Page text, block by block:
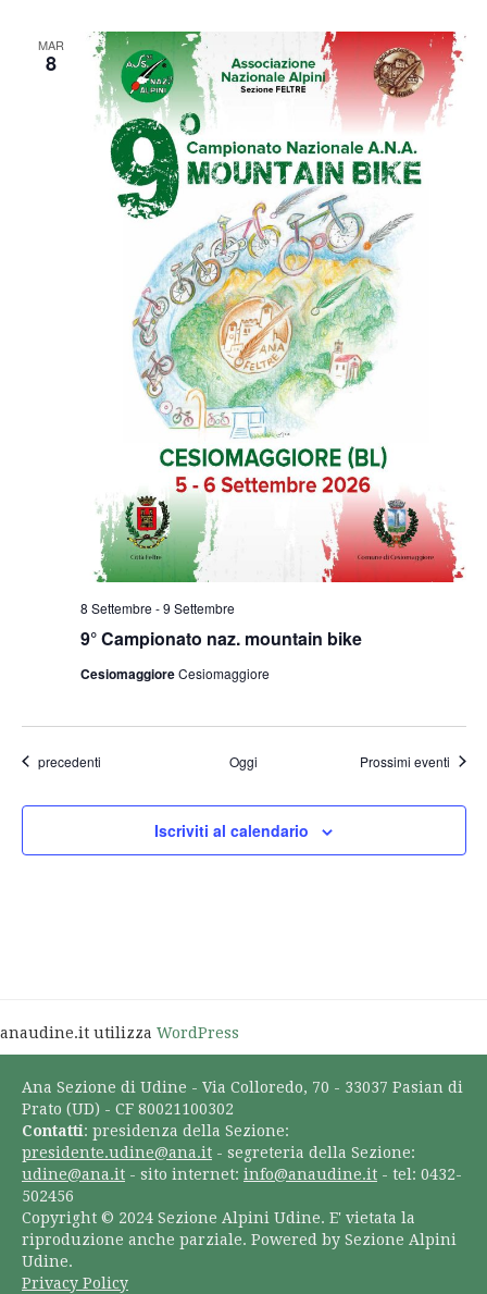
MAR
8
9° Campionato naz. mountain bike
8 Settembre -9 Settembre
CesiomaggioreCesiomaggiore
Eventi
precedenti Oggi Prossimi eventi
Iscriviti al calendario
anaudine.it utilizza WordPress
Ana Sezione di Udine - Via Colloredo, 70 - 33037 Pasian di
Prato (UD) - CF 80021100302
Contatti: presidenza della Sezione:
presidente.udine@ana.it - segreteria della Sezione:
udine@ana.it - sito internet: info@anaudine.it - tel: 0432-
502456
Copyright © 2024 Sezione Alpini Udine. E' vietata la
riproduzione anche parziale. Powered by Sezione Alpini
Udine.
Privacy Policy